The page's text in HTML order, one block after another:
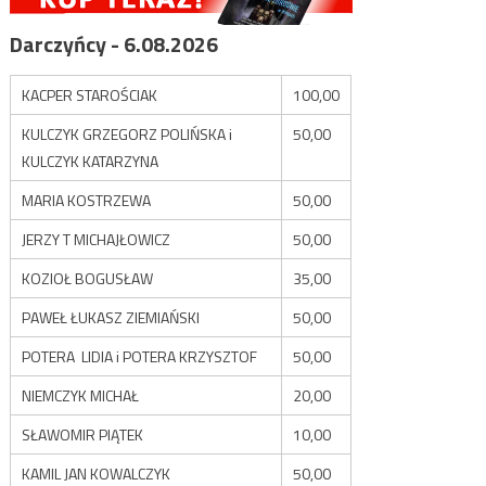
Darczyńcy - 6.08.2026
KACPER STAROŚCIAK
100,00
KULCZYK GRZEGORZ POLIŃSKA i
KULCZYK KATARZYNA
50,00
MARIA KOSTRZEWA
50,00
JERZY T MICHAJŁOWICZ
50,00
KOZIOŁ BOGUSŁAW
35,00
PAWEŁ ŁUKASZ ZIEMIAŃSKI
50,00
POTERA LIDIA i POTERA KRZYSZTOF
50,00
NIEMCZYK MICHAŁ
20,00
SŁAWOMIR PIĄTEK
10,00
KAMIL JAN KOWALCZYK
50,00